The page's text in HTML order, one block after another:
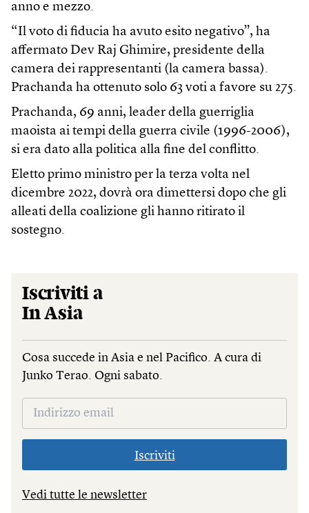
anno e mezzo.
“Il voto di fiducia ha avuto esito negativo”, ha
affermato Dev Raj Ghimire, presidente della
camera dei rappresentanti (la camera bassa).
Prachanda ha ottenuto solo 63 voti a favore su 275.
Prachanda, 69 anni, leader della guerriglia
maoista ai tempi della guerra civile (1996-2006),
si era dato alla politica alla fine del conflitto.
Eletto primo ministro per la terza volta nel
dicembre 2022, dovrà ora dimettersi dopo che gli
alleati della coalizione gli hanno ritirato il
sostegno.
Iscriviti a
In Asia
Cosa succede in Asia e nel Pacifico. A cura di
Junko Terao. Ogni sabato.
Iscriviti
Vedi tutte le newsletter